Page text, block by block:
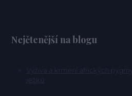
Nejčtenější na blogu